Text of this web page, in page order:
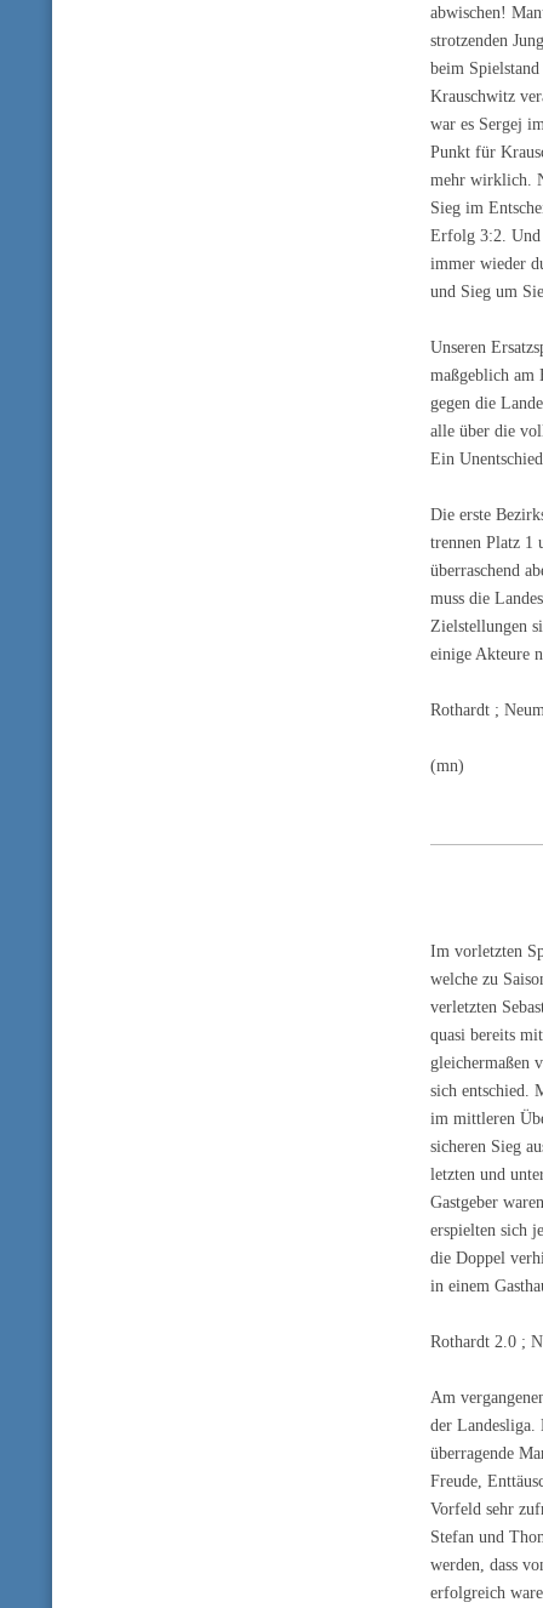
abwischen!
strotzenden
beim
Krauschwitz
war es Sergej
Punkt für
mehr wirklich.
Sieg im
Erfolg 3:2. Und
immer wieder
und Sieg um
Unseren
maßgeblich am
gegen die
alle über die
Ein
Die erste
trennen Platz 1
überraschend
muss die
Zielstellungen
einige Akteure
Rothardt ;
(mn)
Im vorletzten
welche zu
verletzten
quasi bereits
gleichermaßen
sich entschied.
im mittleren
sicheren Sieg
letzten und
Gastgeber
erspielten sich
die Doppel
in einem
Rothardt 2.0 ;
Am
der Landesliga.
überragende
Freude,
Vorfeld sehr
Stefan und
werden, dass
erfolgreich